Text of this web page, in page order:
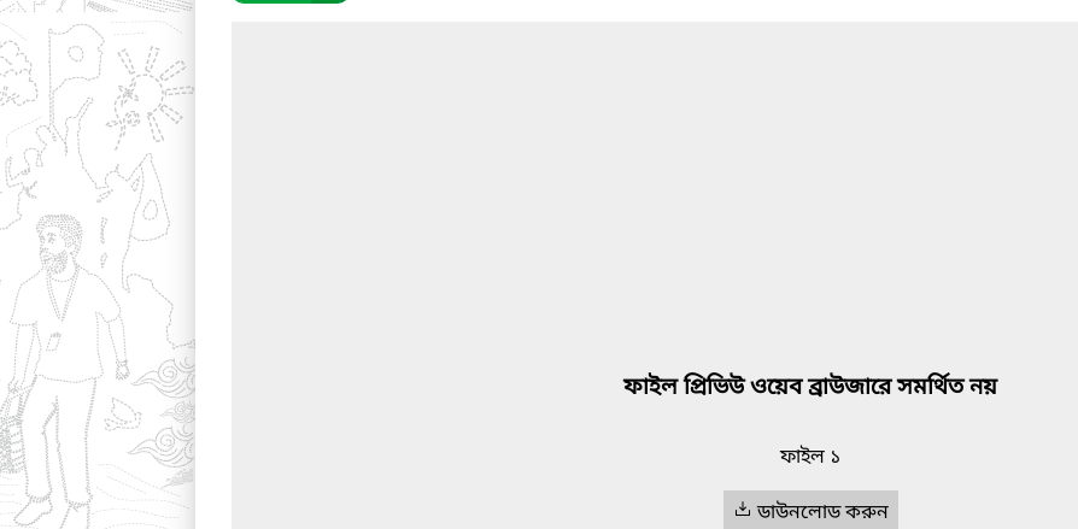
ফাইল প্রিভিউ ওয়েব ব্রাউজারে সমর্থিত নয়
ফাইল ১
ডাউনলোড করুন